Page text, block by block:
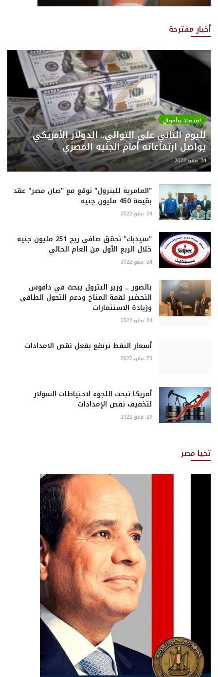
أخبار مقترحة
اقتصاد وأموال
لليوم الثاني على التوالي.. الدولار الأمريكي
يواصل ارتفاعاته أمام الجنيه المصري
24 مايو 2022
"العامرية للبترول" توقع مع "صان مصر" عقد
بقيمة 450 مليون جنيه
24 مايو 2022
"سيدبك" تحقق صافي ربح 251 مليون جنيه
خلال الربع الأول من العام الحالي
24 مايو 2022
بالصور .. وزير البترول يبحث في دافوس
التحضير لقمة المناخ ودعم التحول الطاقى
وزيادة الاستثمارات
24 مايو 2022
أسعار النفط ترتفع بفعل نقص الامدادات
23 مايو 2022
أمريكا تبحث اللجوء لاحتياطات السولار
لتخفيف نقص الإمدادات
23 مايو 2022
تحيا مصر